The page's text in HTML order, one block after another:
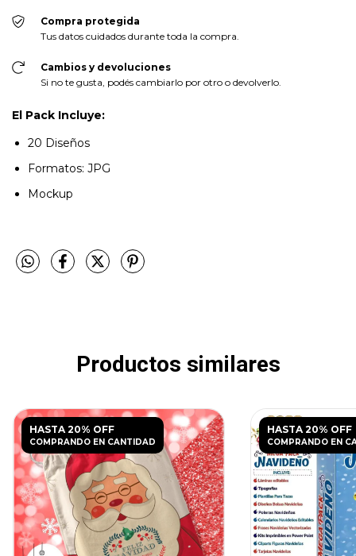
Compra protegida
Tus datos cuidados durante toda la compra.
Cambios y devoluciones
Si no te gusta, podés cambiarlo por otro o devolverlo.
El Pack Incluye:
20 Diseños
Formatos: JPG
Mockup
Productos similares
HASTA 20% OFF
COMPRANDO EN CANTIDAD
HASTA 20% OFF
COMPRANDO EN